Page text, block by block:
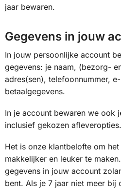
jaar bewaren.
Gegevens in jouw
In jouw persoonlijke account
gegevens: je naam, (bezorg-
adres(sen), telefoonnummer,
betaalgegevens.
In je account bewaren we ook
inclusief gekozen afleveropties.
Het is onze klantbelofte om
makkelijker en leuker te
gegevens in jouw account
bent. Als je 7 jaar niet meer bij